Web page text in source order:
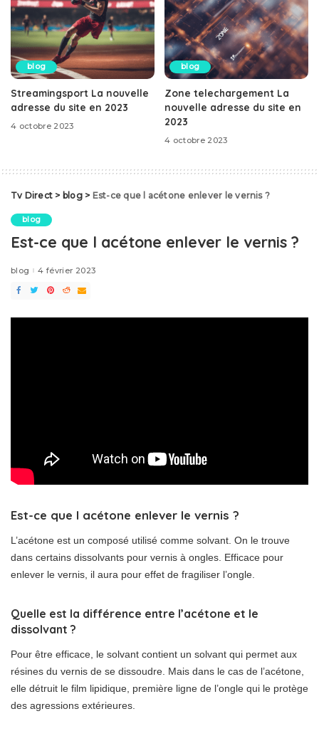
blog
Streamingsport La nouvelle
adresse du site en 2023
4 octobre 2023
blog
Zone telechargement La
nouvelle adresse du site en
2023
4 octobre 2023
Tv Direct > blog> Est-ce que l acétone enlever le vernis ?
blog
Est-ce que l acétone enlever le vernis ?
blog 4 février 2023
Est-ce que l acétone enlever le vernis ?
L’acétone est un composé utilisé comme solvant. On le trouve
dans certains dissolvants pour vernis à ongles. Efficace pour
enlever le vernis, il aura pour effet de fragiliser l’ongle.
Quelle est la différence entre l’acétone et le
dissolvant ?
Pour être efficace, le solvant contient un solvant qui permet aux
résines du vernis de se dissoudre. Mais dans le cas de l’acétone,
elle détruit le film lipidique, première ligne de l’ongle qui le protège
des agressions extérieures.